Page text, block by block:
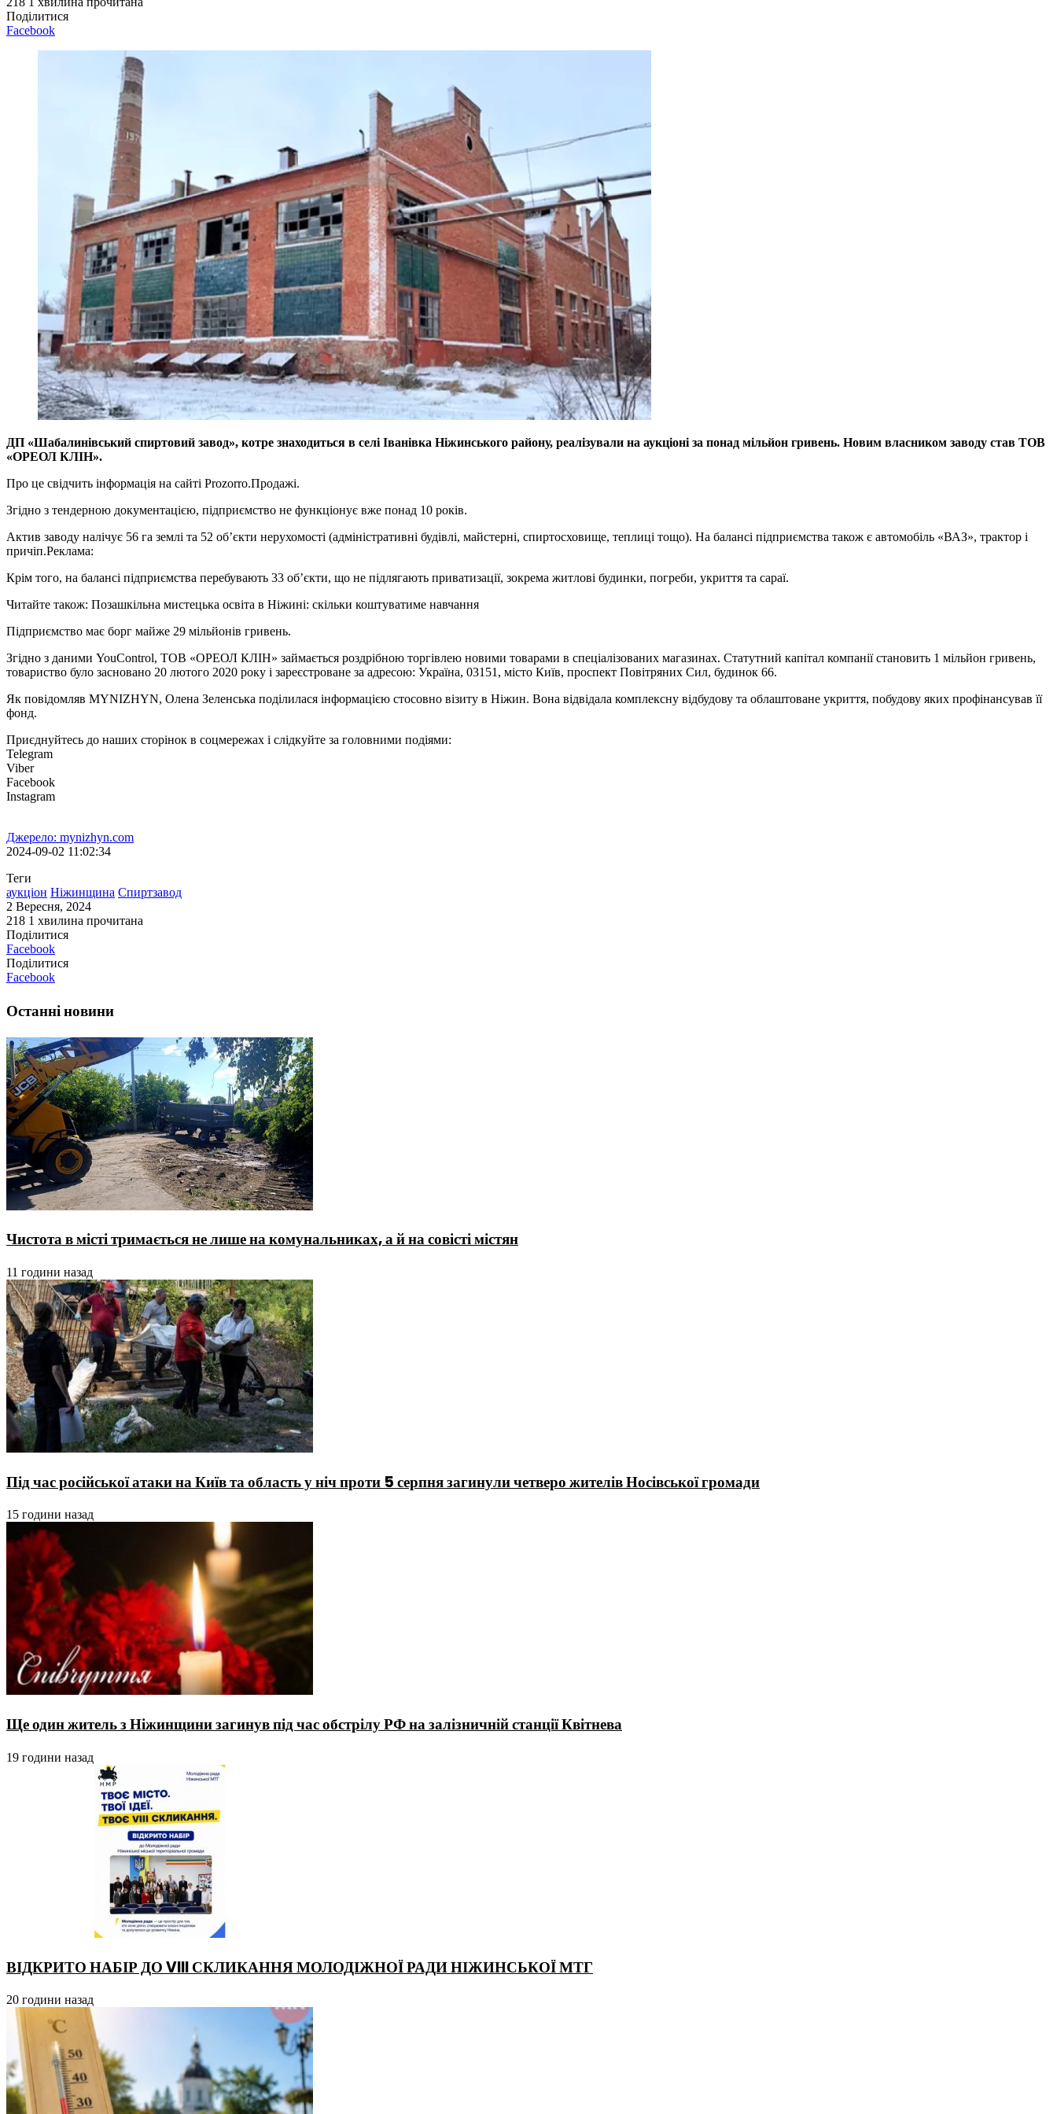
Поділитися
Facebook
ДП «Шабалинівський спиртовий завод», котре знаходиться в селі Іванівка Ніжинського району, реалізували на аукціоні за понад мільйон гривень. Новим власником заводу став ТОВ
«ОРЕОЛ КЛІН».
Про це свідчить інформація на сайті Prozorro.Продажі.
Згідно з тендерною документацією, підприємство не функціонує вже понад 10 років.
Актив заводу налічує 56 га землі та 52 об’єкти нерухомості (адміністративні будівлі, майстерні, спиртосховище, теплиці тощо). На балансі підприємства також є автомобіль «ВАЗ», трактор і
причіп.Реклама:
Крім того, на балансі підприємства перебувають 33 об’єкти, що не підлягають приватизації, зокрема житлові будинки, погреби, укриття та сараї.
Читайте також: Позашкільна мистецька освіта в Ніжині: скільки коштуватиме навчання
Підприємство має борг майже 29 мільйонів гривень.
Згідно з даними YouControl, ТОВ «ОРЕОЛ КЛІН» займається роздрібною торгівлею новими товарами в спеціалізованих магазинах. Статутний капітал компанії становить 1 мільйон гривень,
товариство було засновано 20 лютого 2020 року і зареєстроване за адресою: Україна, 03151, місто Київ, проспект Повітряних Сил, будинок 66.
Як повідомляв MYNIZHYN, Олена Зеленська поділилася інформацією стосовно візиту в Ніжин. Вона відвідала комплексну відбудову та облаштоване укриття, побудову яких профінансував її
фонд.
Приєднуйтесь до наших сторінок в соцмережах і слідкуйте за головними подіями:
Telegram
Viber
Facebook
Instagram
Джерело: mynizhyn.com
2024-09-02 11:02:34
Теги
аукціон Ніжинщина Спиртзавод
2 Вересня, 2024
218 1 хвилина прочитана
Поділитися
Facebook
Поділитися
Facebook
Останні новини
Чистота в місті тримається не лише на комунальниках, а й на совісті містян
11 години назад
Під час російської атаки на Київ та область у ніч проти 5 серпня загинули четверо жителів Носівської громади
15 години назад
Ще один житель з Ніжинщини загинув під час обстрілу РФ на залізничній станції Квітнева
19 години назад
ВІДКРИТО НАБІР ДО VIII СКЛИКАННЯ МОЛОДІЖНОЇ РАДИ НІЖИНСЬКОЇ МТГ
20 години назад